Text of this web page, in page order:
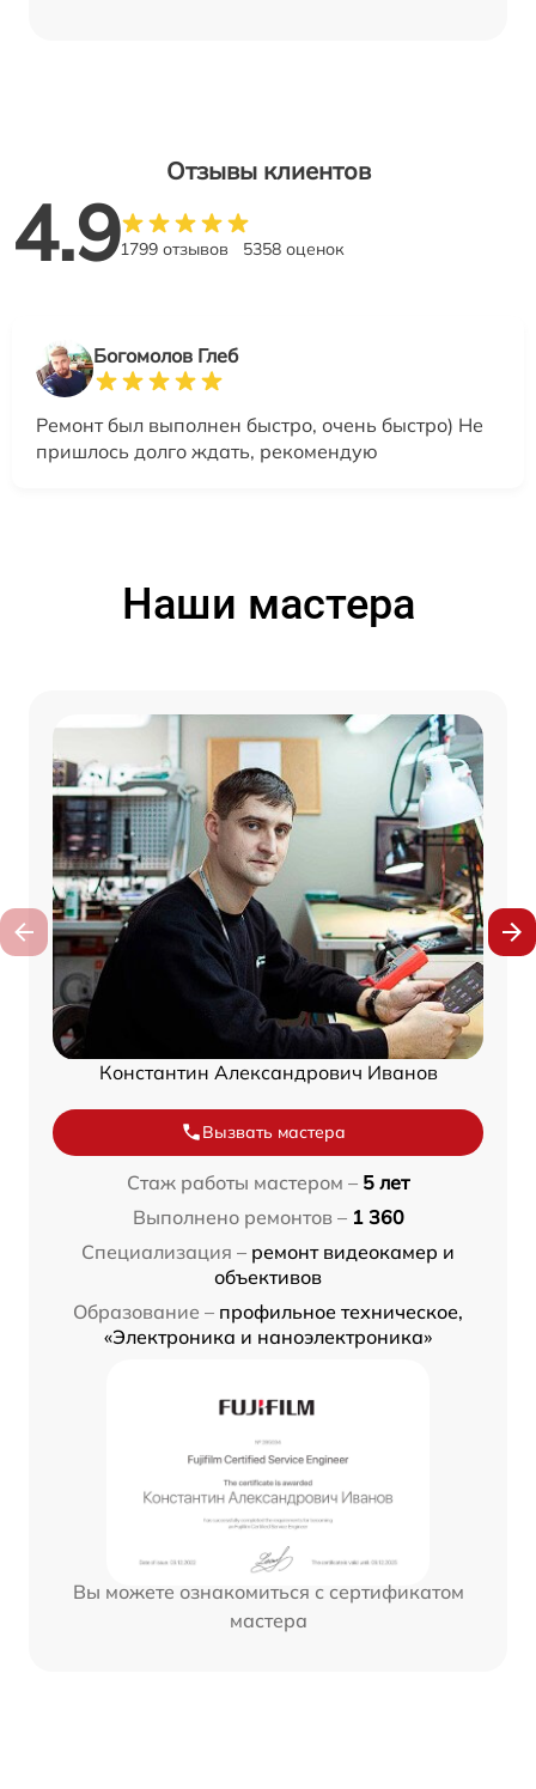
Отзывы клиентов
4.91799 отзывов 5358 оценок
Богомолов Глеб
Ремонт был выполнен быстро, очень быстро) Не
пришлось долго ждать, рекомендую
Наши мастера
Константин Александрович Иванов
Вызвать мастера
Стаж работы мастером – 5 лет
Выполнено ремонтов – 1 360
Специализация – ремонт видеокамер и
объективов
Образование – профильное техническое,
«Электроника и наноэлектроника»
Вы можете ознакомиться с сертификатом
мастера